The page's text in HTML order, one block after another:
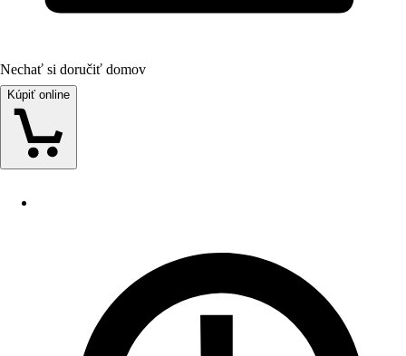
Nechať si doručiť domov
Kúpiť online